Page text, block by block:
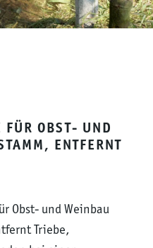
FÜR OBST- UND
ENTFERNT
Obst- und Weinbau
Triebe,